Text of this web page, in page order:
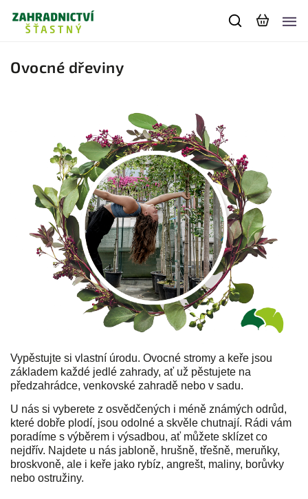
Ovocné dřeviny
Vypěstujte si vlastní úrodu. Ovocné stromy a keře jsou
základem každé jedlé zahrady, ať už pěstujete na
předzahrádce, venkovské zahradě nebo v sadu.
U nás si vyberete z osvědčených i méně známých odrůd,
které dobře plodí, jsou odolné a skvěle chutnají. Rádi vám
poradíme s výběrem i výsadbou, ať můžete sklízet co
nejdřív. Najdete u nás jabloně, hrušně, třešně, meruňky,
broskvoně, ale i keře jako rybíz, angrešt, maliny, borůvky
nebo ostružiny.